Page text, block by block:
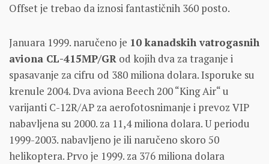
Offset je trebao da iznosi fantastičnih 360 posto.
Januara 1999. naručeno je 10 kanadskih vatrogasnih
aviona CL-415MP/GR od kojih dva za traganje i
spasavanje za cifru od 380 miliona dolara. Isporuke su
krenule 2004. Dva aviona Beech 200 “King Air“ u
varijanti C-12R/AP za aerofotosnimanje i prevoz VIP
nabavljena su 2000. za 11,4 miliona dolara. U periodu
1999-2003. nabavljeno je ili naručeno skoro 50
helikoptera. Prvo je 1999. za 376 miliona dolara